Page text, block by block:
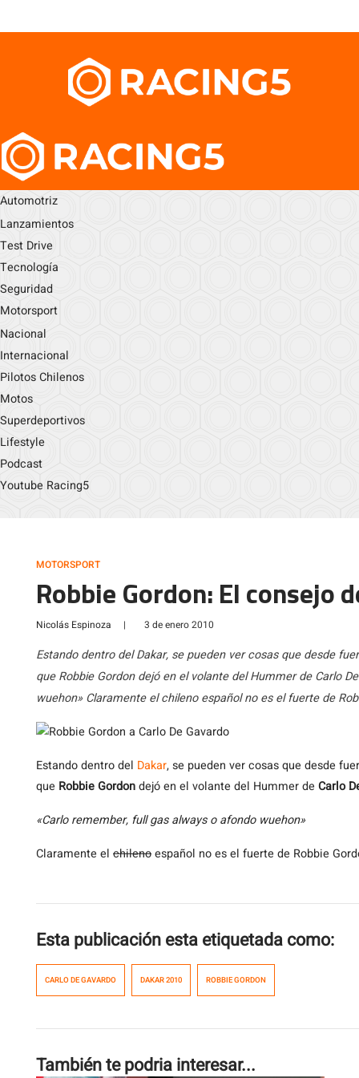
Automotriz
Lanzamientos
Test Drive
Tecnología
Seguridad
Motorsport
Nacional
Internacional
Pilotos Chilenos
Motos
Superdeportivos
Lifestyle
Podcast
Youtube Racing5
MOTORSPORT
Robbie Gordon: El consejo
Nicolás Espinoza | 3 de enero 2010
Estando dentro del Dakar, se pueden ver cosas que desde
que Robbie Gordon dejó en el volante del Hummer de Carlo
wuehon» Claramente el chileno español no es el fuerte de
Estandodentro del Dakar, se pueden ver cosas que desde
que Robbie Gordondejó en el volante del Hummer de Carlo
«Carlo remember, full gas always o afondo wuehon»
Claramente el chilenoespañol no es el fuerte de Robbie
Esta publicación esta etiquetada como:
CARLO DE GAVARDO DAKAR 2010 ROBBIE GORDON
También te podria interesar...